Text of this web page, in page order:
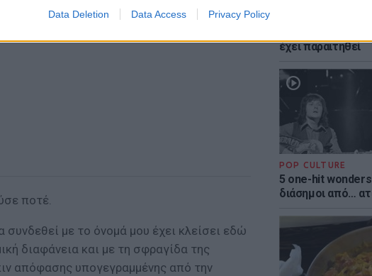
Data Deletion Data Access Privacy Policy
Ο μοναδικός
έχει παραιτηθεί
POP CULTURE
5 one-hit wonders
διάσημοι από…
ποτέ.
συνδεθεί με το όνομά μου έχει κλείσει εδώ
διαφάνεια και με τη σφραγίδα της
απόφασης υπογεγραμμένης από την